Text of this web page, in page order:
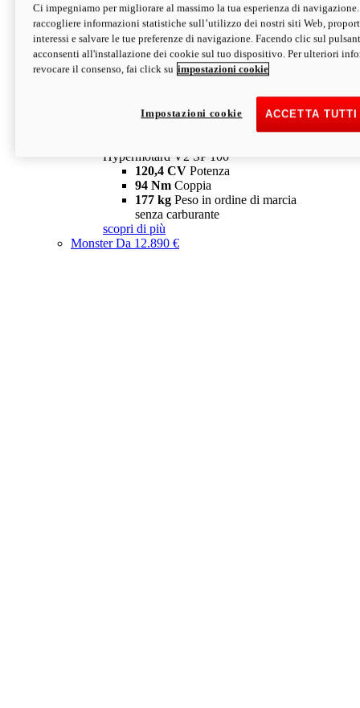
Hypermotard V2 SP
120,4 CVPotenza
94 NmCoppia
177 kgPeso in ordine di marcia
senza carburante
Depotenziata 35 kW: 18.890 € i
configura scopri di più
Hypermotard V2 SP 100
120,4 CV Potenza
94 Nm Coppia
177 kg Peso in ordine di marcia
senza carburante
scopri di più
MonsterDa 12.890 €
Ci impegniamo per migliorare al massimo la tua esperienza di
raccogliere informazioni statistiche sull’utilizzo dei nostri siti Web,
interessi e salvare le tue preferenze di navigazione. Facendo clic sul
acconsenti all'installazione dei cookie sul tuo dispositivo. Per ulteriori
revocare il consenso, fai click su impostazioni cookie
ACCETTA
Impostazioni cookie